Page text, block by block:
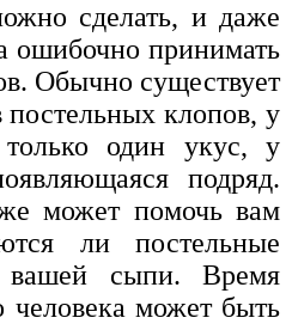
сделать, и даже
ошибочно принимать
Обычно существует
клопов, у
один укус, у
подряд.
может помочь вам
ли постельные
сыпи. Время
человека может быть